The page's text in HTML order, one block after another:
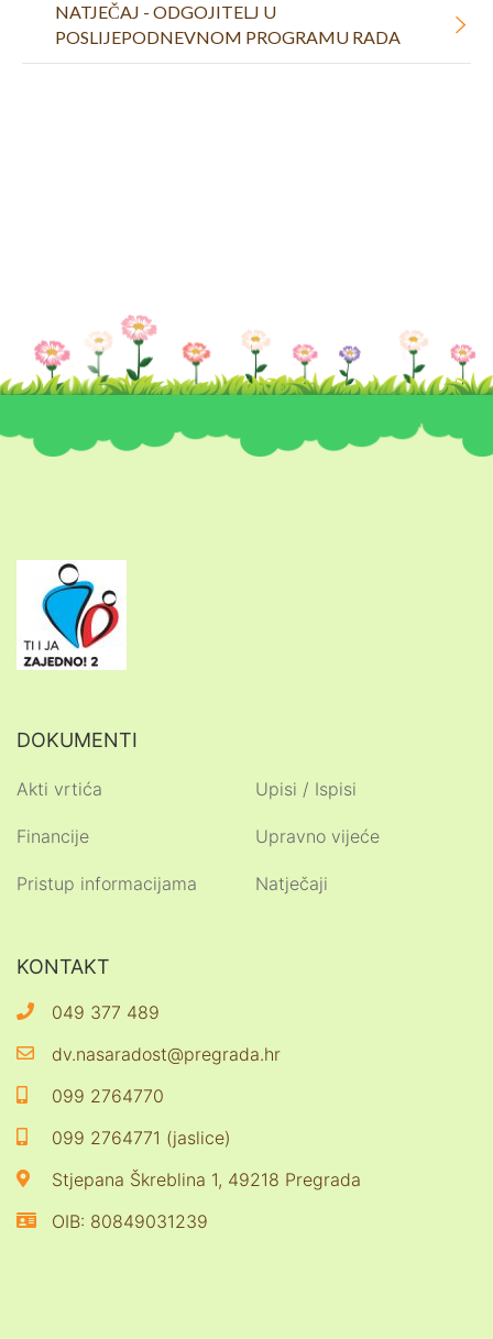
NATJEČAJ - ODGOJITELJ U
POSLIJEPODNEVNOM PROGRAMU RADA
DOKUMENTI
Akti vrtića
Financije
Pristup informacijama
Upisi / Ispisi
Upravno vijeće
Natječaji
KONTAKT
049 377 489
dv.nasaradost@pregrada.hr
099 2764770
099 2764771 (jaslice)
Stjepana Škreblina 1, 49218 Pregrada
OIB: 80849031239